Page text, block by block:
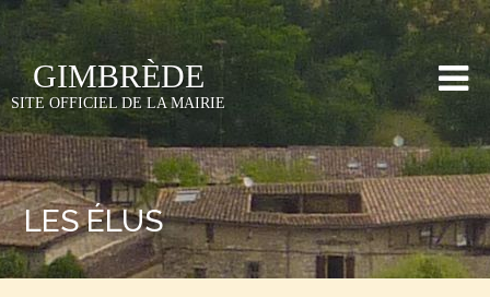
GIMBRÈDE
SITE OFFICIEL DE LA MAIRIE
LES ÉLUS